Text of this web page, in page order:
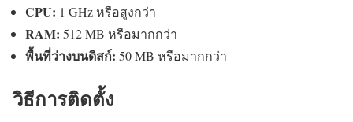
CPU: 1 GHz หรือสูงกว่า
RAM: 512 MB หรือมากกว่า
พื้นที่ว่างบนดิสก์: 50 MB หรือมากกว่า
วิธีการติดตั้ง